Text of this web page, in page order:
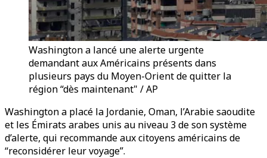
Washington a lancé une alerte urgente
demandant aux Américains présents dans
plusieurs pays du Moyen-Orient de quitter la
région “dès maintenant" / AP
Washington a placé la Jordanie, Oman, l’Arabie saoudite
et les Émirats arabes unis au niveau 3 de son système
d’alerte, qui recommande aux citoyens américains de
“reconsidérer leur voyage”.